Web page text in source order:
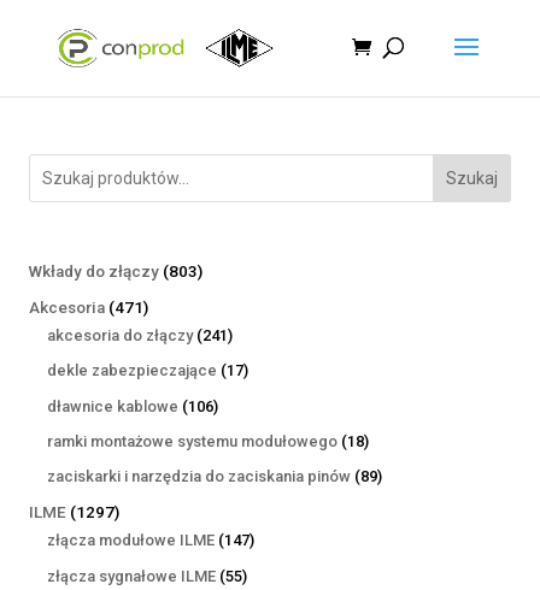
Szukaj
Wkłady do złączy 803803
Akcesoria 471471
produktów
akcesoria do złączy 241241
produktów
dekle zabezpieczające 1717
dławnice kablowe 106106
produktów
ramki montażowe systemu modułowego 1818
produktów
zaciskarki i narzędzia do zaciskania pinów 8989
ILME 12971297
produktów
złącza modułowe ILME 147147
złącza sygnałowe ILME 5555